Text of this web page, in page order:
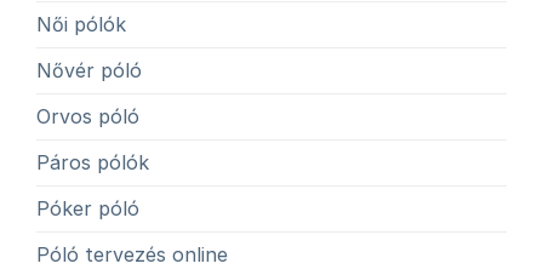
Női pólók
Nővér póló
Orvos póló
Páros pólók
Póker póló
Póló tervezés online